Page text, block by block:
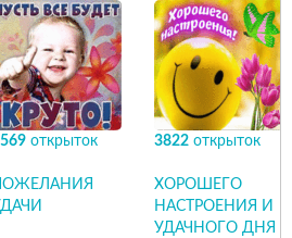
открыток
ПОЖЕЛАНИЯ
3822 открыток
ХОРОШЕГО
НАСТРОЕНИЯ И
УДАЧНОГО ДНЯ